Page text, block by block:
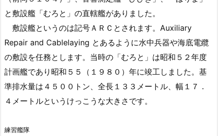
と敷設艦「むろと」の直轄艦がありました。
敷設艦というのは記号ＡＲＣとされます。Auxiliary
Repair and Cablelaying とあるように水中兵器や海底電纜
の敷設を任務とします。当時の「むろと」は昭和５２年度
計画艦であり昭和５５（１９８０）年に竣工しました。基
準排水量は４５００トン、全長１３３メートル、幅１７．
４メートルというけっこうな大きさです。
練習艦隊